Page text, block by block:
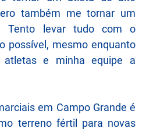
também me tornar um
Tento levar tudo com o
possível, mesmo enquanto
e minha equipe a
em Campo Grande é
terreno fértil para novas